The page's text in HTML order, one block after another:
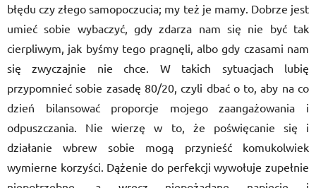
błędu czy złego samopoczucia; my też je mamy. Dobrze jest
umieć sobie wybaczyć, gdy zdarza nam się nie być tak
cierpliwym, jak byśmy tego pragnęli, albo gdy czasami nam
się zwyczajnie nie chce. W takich sytuacjach lubię
przypomnieć sobie zasadę 80/20, czyli dbać o to, aby na co
dzień bilansować proporcje mojego zaangażowania i
odpuszczania. Nie wierzę w to, że poświęcanie się i
działanie wbrew sobie mogą przynieść komukolwiek
wymierne korzyści. Dążenie do perfekcji wywołuje zupełnie